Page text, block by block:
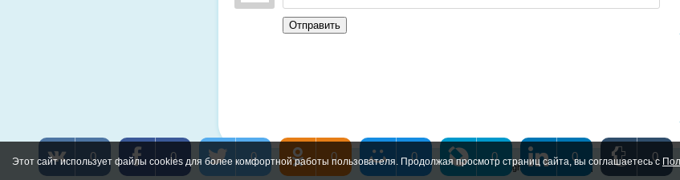
Отправить
Copyright MyCorp © 2026 |
0 0 0 0 0 0 0 0
Этот сайт использует файлы cookies для более комфортной работы пользователя. Продолжая просмотр страниц сайта, вы соглашаетесь с